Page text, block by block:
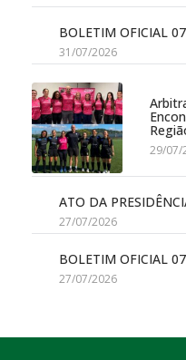
BOLETIM OFICIAL
31/07/2026
29/07/
ATO DA
27/07/2026
BOLETIM OFICIAL
27/07/2026